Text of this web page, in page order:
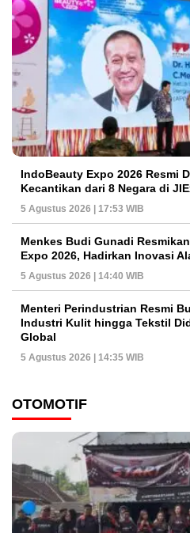
IndoBeauty Expo 2026 Resmi
Kecantikan dari 8 Negara di
5 Agustus 2026 | 17:53 WIB
Menkes Budi Gunadi
Expo 2026, Hadirkan Inovasi
5 Agustus 2026 | 14:40 WIB
Menteri Perindustrian Resmi
Industri Kulit hingga Tekstil
Global
5 Agustus 2026 | 14:35 WIB
OTOMOTIF